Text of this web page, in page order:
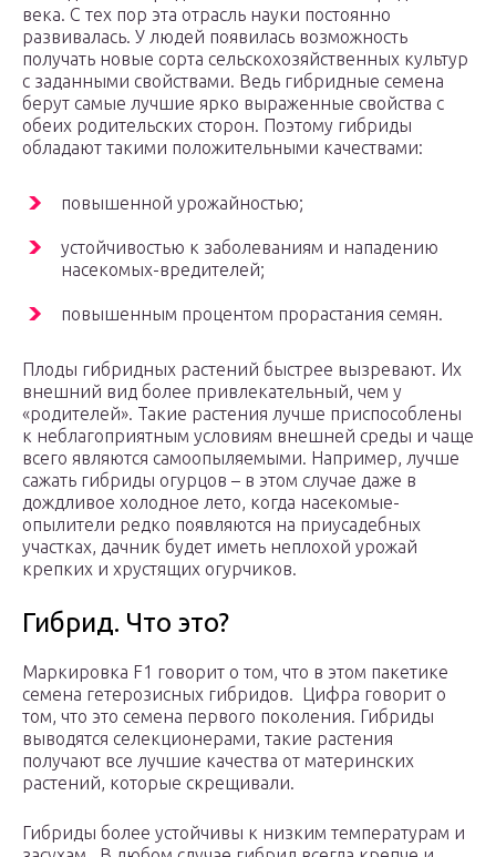
века. С тех пор эта отрасль науки постоянно
развивалась. У людей появилась возможность
получать новые сорта сельскохозяйственных культур
с заданными свойствами. Ведь гибридные семена
берут самые лучшие ярко выраженные свойства с
обеих родительских сторон. Поэтому гибриды
обладают такими положительными качествами:
повышенной урожайностью;
устойчивостью к заболеваниям и нападению
насекомых-вредителей;
повышенным процентом прорастания семян.
Плоды гибридных растений быстрее вызревают. Их
внешний вид более привлекательный, чем у
«родителей». Такие растения лучше приспособлены
к неблагоприятным условиям внешней среды и чаще
всего являются самоопыляемыми. Например, лучше
сажать гибриды огурцов – в этом случае даже в
дождливое холодное лето, когда насекомые-
опылители редко появляются на приусадебных
участках, дачник будет иметь неплохой урожай
крепких и хрустящих огурчиков.
Гибрид. Что это?
Маркировка F1 говорит о том, что в этом пакетике
семена гетерозисных гибридов. Цифра говорит о
том, что это семена первого поколения. Гибриды
выводятся селекционерами, такие растения
получают все лучшие качества от материнских
растений, которые скрещивали.
Гибриды более устойчивы к низким температурам и